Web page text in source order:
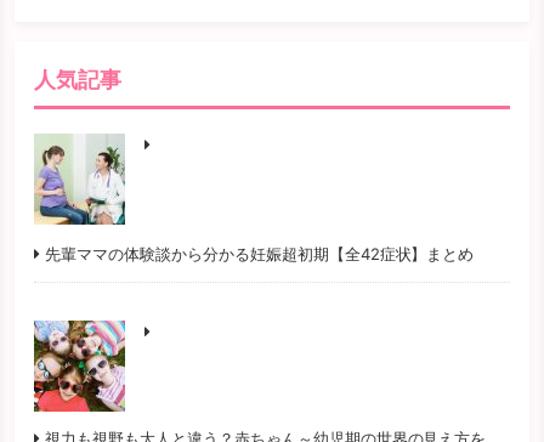
人気記事
先輩ママの体験談から分かる妊娠超初期【全42症状】まとめ